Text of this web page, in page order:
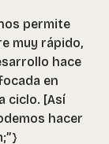
permite
muy rápido,
hace
en
ciclo. [Así
hacer